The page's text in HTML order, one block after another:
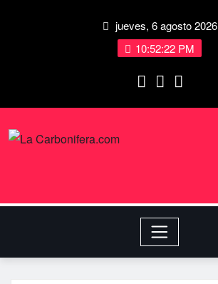
jueves, 6 agosto 2026
10:52:22 PM